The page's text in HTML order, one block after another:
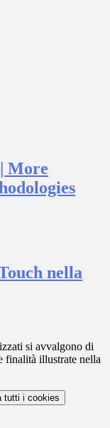
More
nella
si avvalgono di
finalità illustrate nella
tutti i cookies